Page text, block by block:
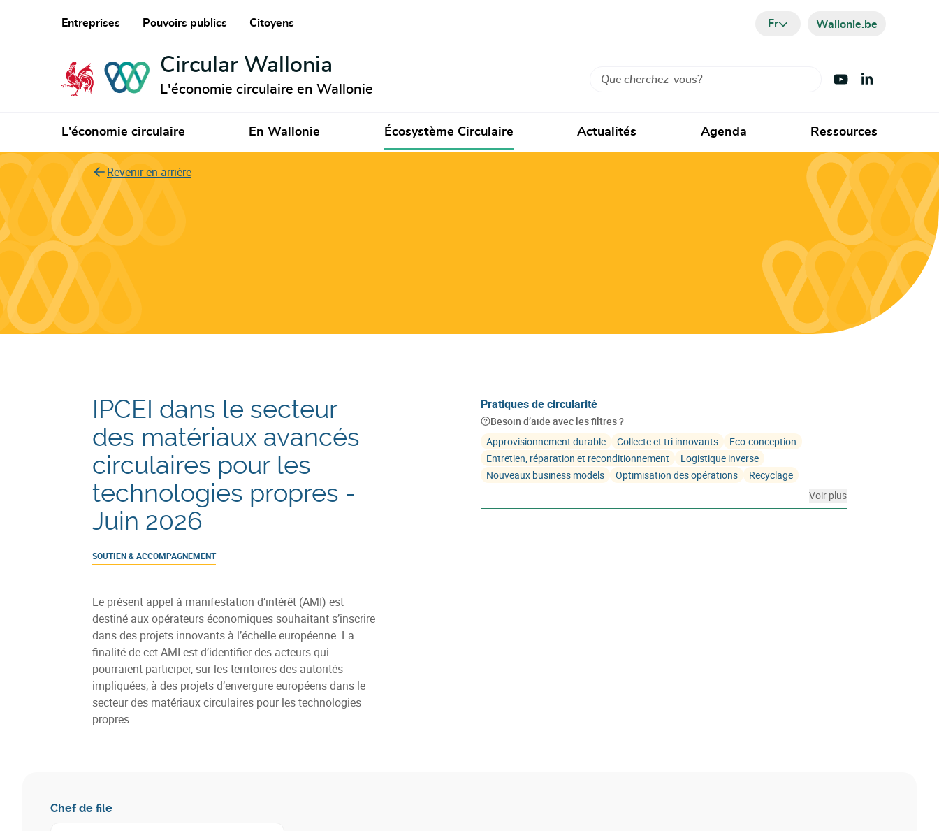
Entreprises Pouvoirs publics Citoyens Fr Wallonie.be
Circular Wallonia
L'économie circulaire en Wallonie
Rechercher Visiter Youtube
Visiter LinkedIn
L'économie circulaire En Wallonie Écosystème Circulaire Actualités Agenda Ressources
Revenir en arrière
IPCEI dans le secteur
des matériaux avancés
circulaires pour les
technologies propres -
Juin 2026
SOUTIEN & ACCOMPAGNEMENT
Le présent appel à manifestation d’intérêt (AMI) est
destiné aux opérateurs économiques souhaitant s’inscrire
dans des projets innovants à l’échelle européenne. La
finalité de cet AMI est d’identifier des acteurs qui
pourraient participer, sur les territoires des autorités
impliquées, à des projets d’envergure européens dans le
secteur des matériaux circulaires pour les technologies
propres.
Pratiques de circularité
Besoin d’aide avec les filtres ?
Approvisionnement durable
Collecte et tri innovants
Eco-conception
Entretien, réparation et reconditionnement
Logistique inverse
Nouveaux business models
Optimisation des opérations
Recyclage
Voir plus
Chef de file